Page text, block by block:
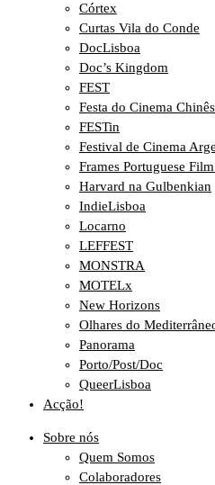
Córtex
Curtas Vila do Conde
DocLisboa
Doc’s Kingdom
FEST
Festa do Cinema Chinês
FESTin
Festival de Cinema
Frames Portuguese
Harvard na Gulbenkian
IndieLisboa
Locarno
LEFFEST
MONSTRA
MOTELx
New Horizons
Olhares do
Panorama
Porto/Post/Doc
QueerLisboa
Acção!
Sobre nós
Quem Somos
Colaboradores